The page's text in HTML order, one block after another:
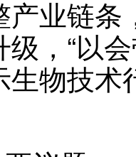
产业链
，“以
物技